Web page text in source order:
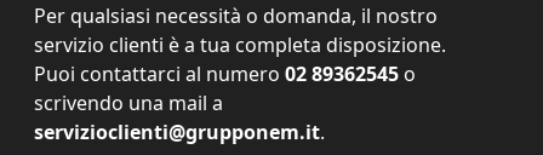
Per qualsiasi necessità o domanda, il nostro
servizio clienti è a tua completa disposizione.
Puoi contattarci al numero 02 89362545 o
scrivendo una mail a
servizioclienti@grupponem.it.